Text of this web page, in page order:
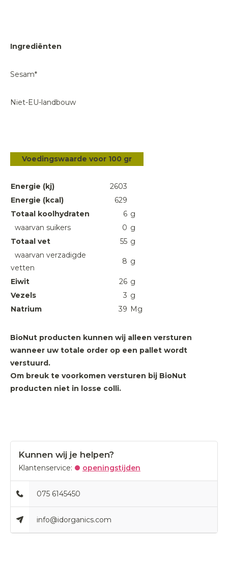
Ingrediënten
Sesam*
Niet-EU-landbouw
Voedingswaarde voor 100 gr
Energie (kj)
2603
Energie (kcal)
629
Totaal koolhydraten
6 g
waarvan suikers
0 g
Totaal vet
55 g
waarvan verzadigde
vetten
8 g
Eiwit 26 g
Vezels
3 g
Natrium
39 Mg
BioNut producten kunnen wij alleen versturen
wanneer uw totale order op een pallet wordt
verstuurd.
Om breuk te voorkomen versturen bij BioNut
producten niet in losse colli.
Kunnen wij je helpen?
Klantenservice: openingstijden
075 6145450
info@idorganics.com